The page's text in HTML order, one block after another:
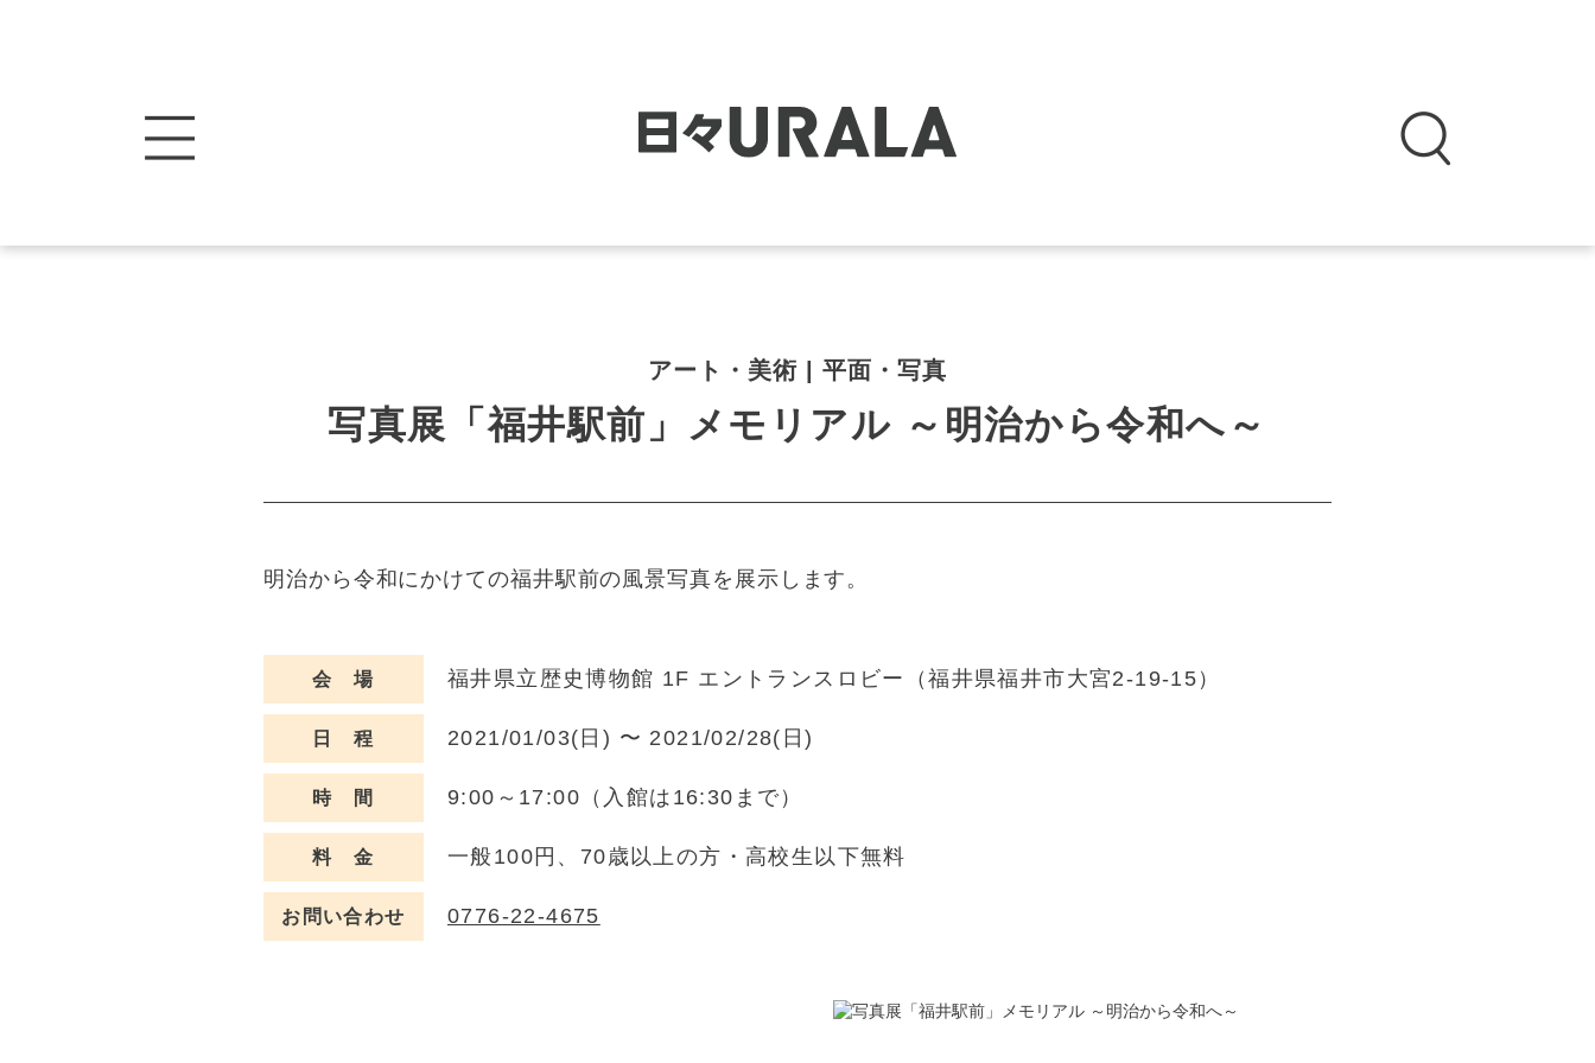
アート・美術 | 平面・写真
写真展「福井駅前」メモリアル ～明治から令和へ～
明治から令和にかけての福井駅前の風景写真を展示します。
会 場 福井県立歴史博物館 1F エントランスロビー（福井県福井市大宮2-19-15）
日 程 2021/01/03(日) 〜 2021/02/28(日)
時 間 9:00～17:00（入館は16:30まで）
料 金 一般100円、70歳以上の方・高校生以下無料
お問い合わせ 0776-22-4675